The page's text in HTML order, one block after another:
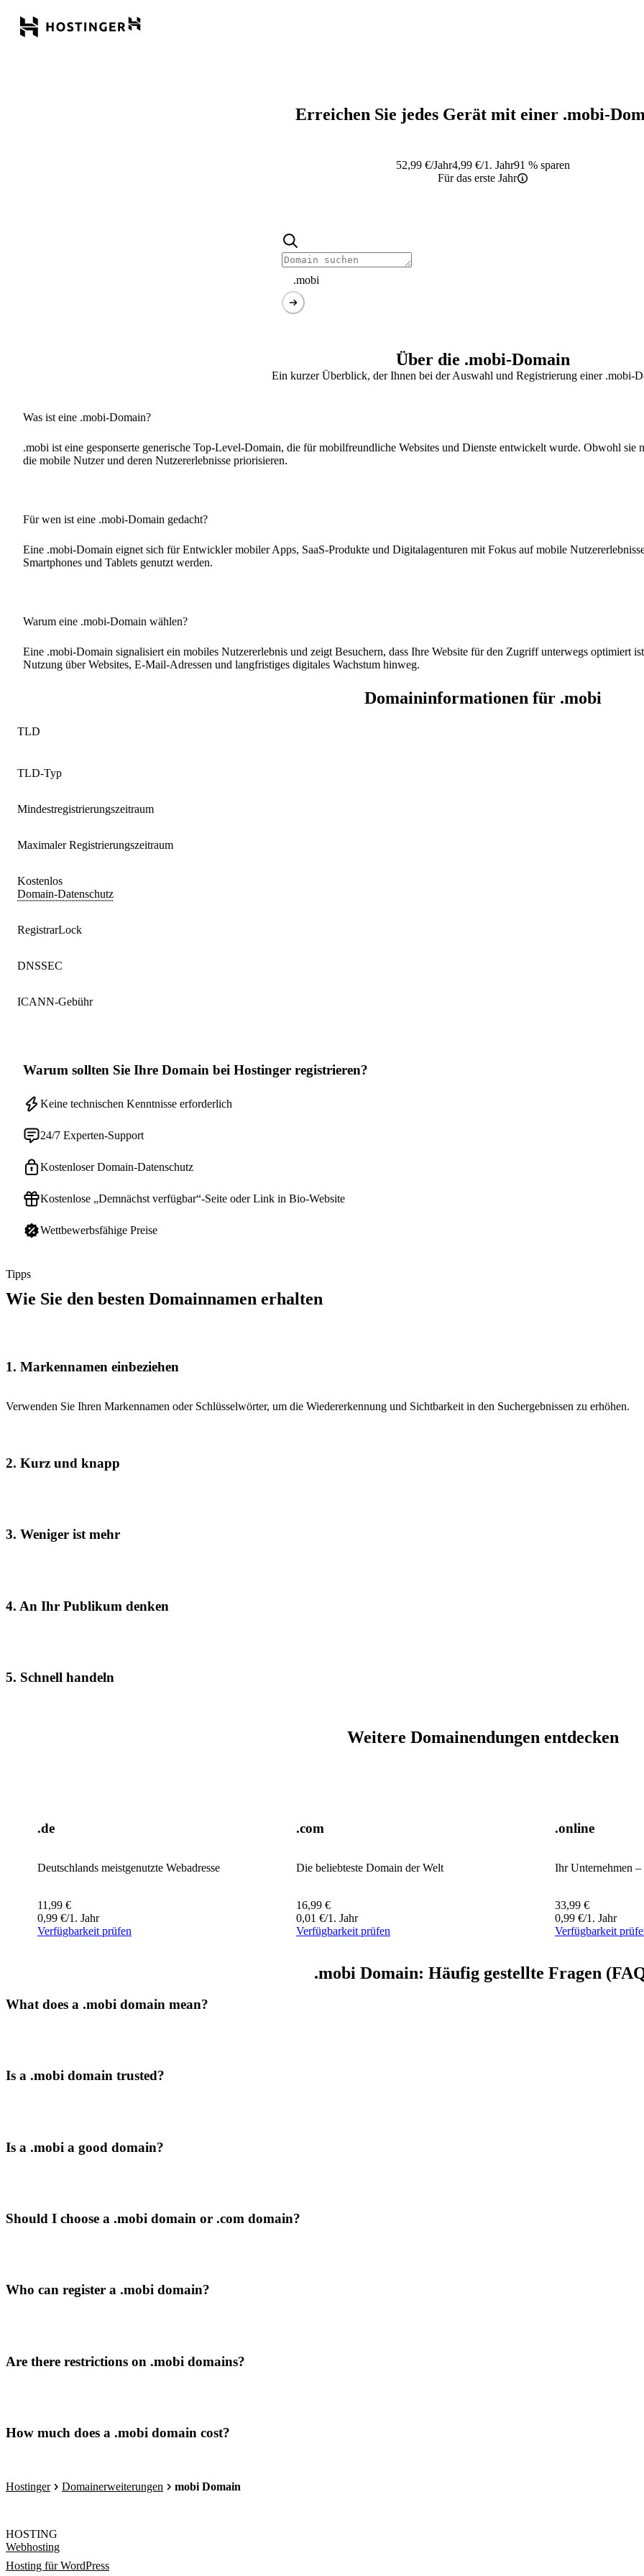
Erreichen Sie jedes Gerät mit einer .mobi-
52,99 €/Jahr4,99 €/1. Jahr91 % sparen
Für das erste Jahr
.mobi
Über die .mobi-Domain
Ein kurzer Überblick, der Ihnen bei der Auswahl und Registrierung einer .mobi-
Was ist eine .mobi-Domain?
.mobi ist eine gesponserte generische Top-Level-Domain, die für mobilfreundliche Websites und Dienste entwickelt wurde. Obwohl sie
die mobile Nutzer und deren Nutzererlebnisse priorisieren.
Für wen ist eine .mobi-Domain gedacht?
Eine .mobi-Domain eignet sich für Entwickler mobiler Apps, SaaS-Produkte und Digitalagenturen mit Fokus auf mobile
Smartphones und Tablets genutzt werden.
Warum eine .mobi-Domain wählen?
Eine .mobi-Domain signalisiert ein mobiles Nutzererlebnis und zeigt Besuchern, dass Ihre Website für den Zugriff unterwegs optimiert
Nutzung über Websites, E-Mail-Adressen und langfristiges digitales Wachstum hinweg.
Domaininformationen für .mobi
TLD
TLD-Typ
Mindestregistrierungszeitraum
Maximaler Registrierungszeitraum
Domain-Datenschutz
Kostenlos
RegistrarLock
DNSSEC
ICANN-Gebühr
Warum sollten Sie Ihre Domain bei Hostinger registrieren?
Keine technischen Kenntnisse erforderlich
24/7 Experten-Support
Kostenloser Domain-Datenschutz
Kostenlose „Demnächst verfügbar“-Seite oder Link in Bio-Website
Wettbewerbsfähige Preise
Tipps
Wie Sie den besten Domainnamen erhalten
1. Markennamen einbeziehen
Verwenden Sie Ihren Markennamen oder Schlüsselwörter, um die Wiedererkennung und Sichtbarkeit in den Suchergebnissen zu erhöhen.
2. Kurz und knapp
3. Weniger ist mehr
4. An Ihr Publikum denken
5. Schnell handeln
Weitere Domainendungen entdecken
.de
Deutschlands meistgenutzte Webadresse
11,99 €
0,99 €/1. Jahr
Verfügbarkeit prüfen
.com
Die beliebteste Domain der Welt
16,99 €
0,01 €/1. Jahr
Verfügbarkeit prüfen
.online
Ihr Unternehmen
33,99 €
0,99 €/1. Jahr
Verfügbarkeit
.mobi Domain: Häufig gestellte Fragen
What does a .mobi domain mean?
Is a .mobi domain trusted?
Is a .mobi a good domain?
Should I choose a .mobi domain or .com domain?
Who can register a .mobi domain?
Are there restrictions on .mobi domains?
How much does a .mobi domain cost?
Hostinger Domainerweiterungen mobi Domain
HOSTING
Webhosting
Hosting für WordPress